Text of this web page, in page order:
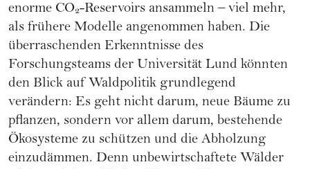
enorme CO₂-Reservoirs ansammeln – viel mehr,
als frühere Modelle angenommen haben. Die
überraschenden Erkenntnisse des
Forschungsteams der Universität Lund könnten
den Blick auf Waldpolitik grundlegend
verändern: Es geht nicht darum, neue Bäume zu
pflanzen, sondern vor allem darum, bestehende
Ökosysteme zu schützen und die Abholzung
einzudämmen. Denn unbewirtschaftete Wälder